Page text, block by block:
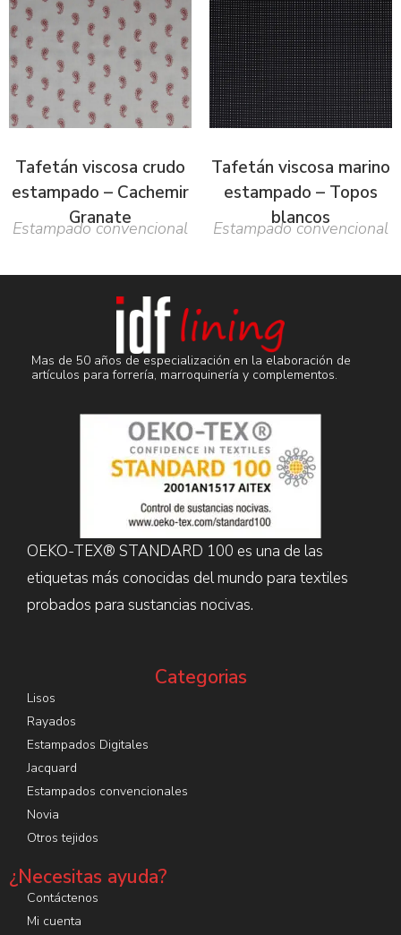
Tafetán viscosa crudo
estampado – Cachemir
Granate
Estampado convencional
Tafetán viscosa marino
estampado – Topos
blancos
Estampado convencional
Mas de 50 años de especialización en la elaboración de
artículos para forrería, marroquinería y complementos.
OEKO-TEX® STANDARD 100 es una de las
etiquetas más conocidas del mundo para textiles
probados para sustancias nocivas.
Categorias
Lisos
Rayados
Estampados Digitales
Jacquard
Estampados convencionales
Novia
Otros tejidos
¿Necesitas ayuda?
Contáctenos
Mi cuenta